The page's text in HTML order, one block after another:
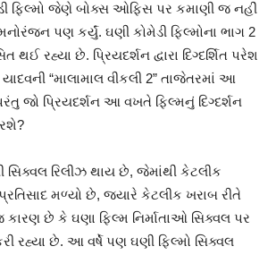
ફિલ્મો જેણે બોક્સ ઓફિસ પર કમાણી જ નહીં
પણ કર્યું. ઘણી કોમેડી ફિલ્મોના ભાગ 2
થઈ રહ્યા છે. પ્રિયદર્શન દ્વારા દિગ્દર્શિત પરેશ
“માલામાલ વીકલી 2” તાજેતરમાં આ
જો પ્રિયદર્શન આ વખતે ફિલ્મનું દિગ્દર્શન
સિક્વલ રિલીઝ થાય છે, જેમાંથી કેટલીક
મળ્યો છે, જ્યારે કેટલીક ખરાબ રીતે
છે કે ઘણા ફિલ્મ નિર્માતાઓ સિક્વલ પર
રહ્યા છે. આ વર્ષે પણ ઘણી ફિલ્મો સિક્વલ